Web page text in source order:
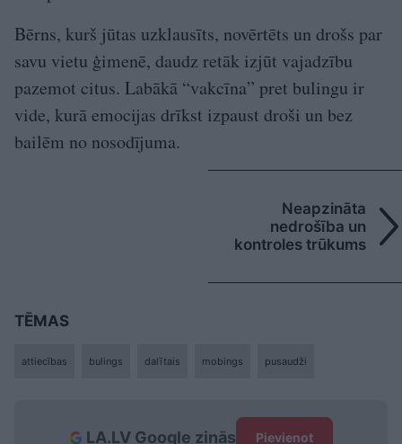
Bērns, kurš jūtas uzklausīts, novērtēts un drošs par
savu vietu ģimenē, daudz retāk izjūt vajadzību
pazemot citus. Labākā “vakcīna” pret bulingu ir
vide, kurā emocijas drīkst izpaust droši un bez
bailēm no nosodījuma.
Neapzināta
nedrošība un
kontroles trūkums
TĒMAS
attiecības bulings dalītais mobings pusaudži
LA.LV Google ziņās Pievienot